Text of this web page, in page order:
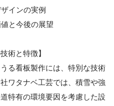
インの実例
と今後の展望
術と特徴】
る看板製作には、特別な技術
ワタナベ工芸では、積雪や強
特有の環境要因を考慮した設